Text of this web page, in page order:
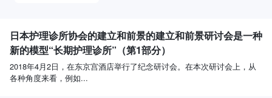
日本护理诊所协会的建立和前景的建立和前景研讨会是一种
新的模型“长期护理诊所”（第1部分）
2018年4月2日，在东京宫酒店举行了纪念研讨会。在本次研讨会上，从
各种角度来看，例如...